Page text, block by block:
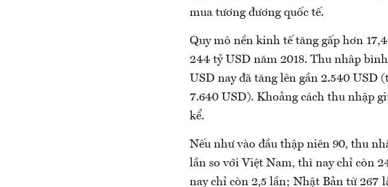
mua tương đương quốc tế.
Quy mô nền kinh tế tăng gấp hơn
244 tỷ USD năm 2018. Thu nhập
USD nay đã tăng lên gần 2.540 USD
7.640 USD). Khoảng cách thu nhập
kể.
Nếu như vào đầu thập niên 90, thu
lần so với Việt Nam, thì nay chỉ còn
nay chỉ còn 2,5 lần; Nhật Bản từ 267